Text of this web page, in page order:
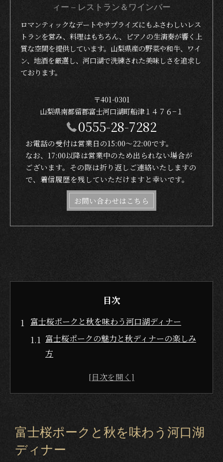
ィー – レストラン＆ワインバー
ロマンティックなデートやサプライズにもふさわしいレス
トランを営み、料理はもちろん、ピアノの生演奏が響く上
質な空間を提供しています。山梨県産の野菜や和牛、ワイ
ン、地酒を厳選し、河口湖で洗練された美味しさを追求し
ております。
〒401-0301
山梨県南都留郡富士河口湖町船津１４７６−１
0555-28-7282
お電話の受付は営業日の15:00〜22:00です。
なお、17:00以降は営業中のため出られない場合が
ございます。その際は折り返しご連絡いたしますの
で、着信履歴を残していただけますと幸いです。
お問い合わせはこちら
目次
富士桜ポークと秋を味わう河口湖ディナー
富士桜ポークの魅力と秋ディナーの楽しみ
方
ブランド豚料理で秋の観光ディナーを満喫
富士河口湖紅葉まつりの余韻を楽しむ秋夜のデ
富士桜ポークと秋を味わう河口湖
ディナー